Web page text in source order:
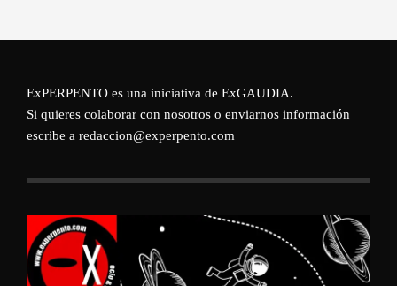
ExPERPENTO es una iniciativa de ExGAUDIA.
Si quieres colaborar con nosotros o enviarnos información
escribe a redaccion@experpento.com